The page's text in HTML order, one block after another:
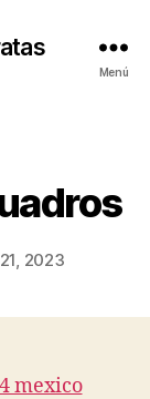
Menú
2023